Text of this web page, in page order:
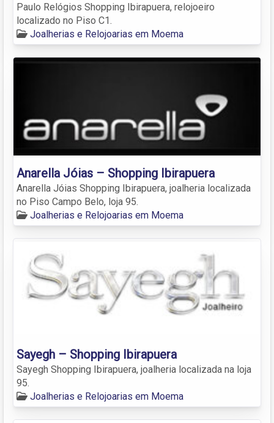
Paulo Relógios Shopping Ibirapuera, relojoeiro
localizado no Piso C1.
Joalherias e Relojoarias em Moema
Anarella Jóias – Shopping Ibirapuera
Anarella Jóias Shopping Ibirapuera, joalheria localizada
no Piso Campo Belo, loja 95.
Joalherias e Relojoarias em Moema
Sayegh – Shopping Ibirapuera
Sayegh Shopping Ibirapuera, joalheria localizada na loja
95.
Joalherias e Relojoarias em Moema